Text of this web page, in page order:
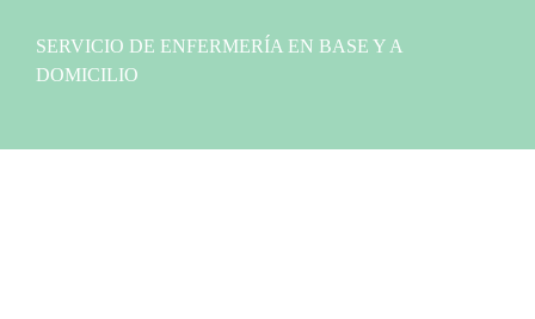
SERVICIO DE ENFERMERÍA EN BASE Y A
DOMICILIO